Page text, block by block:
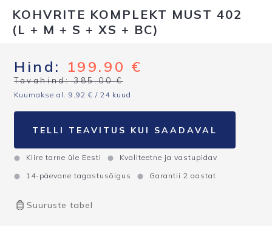
KOHVRITE KOMPLEKT MUST 402
(L + M + S + XS + BC)
Kiire tarne üle Eesti
Kvaliteetne ja vastupidav
14-päevane tagastusõigus
Garantii 2 aastat
Suuruste tabel
Hind: 199.90 €
Tavahind: 385.00€
Kuumakse al. 9.92 € / 24 kuud
TELLI TEAVITUS KUI SAADAVAL